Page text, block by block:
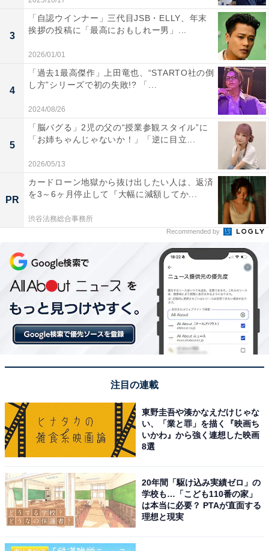
3
「自認ウインナー」三代目JSB・ELLY、年末
挨拶の投稿に「最高におもしれー男」...
2026/01/01
4
「過去1最高傑作」上田竜也、“STARTO社の倒
し方”シリーズで初の失敗!? 「...
2024/08/26
5
「脳バグる」2児の父の“授業参観スタイル”に
「お姉ちゃんじゃないか！」「逆に目立...
2026/05/13
PR
カードローン地獄から抜け出したい人は、返済
を3～6ヶ月停止して『大幅に減額してか...
渋谷法務総合事務所
Recommended by
注目の連載
東野圭吾や湊かなえだけじゃな
い、「業と罪」を描く『映画ち
いかわ』から強く連想した映画
8選
20年間「駆け込み実績ゼロ」の
学校も…「こども110番の家」
は本当に必要？ PTAが直面する
理想と現実